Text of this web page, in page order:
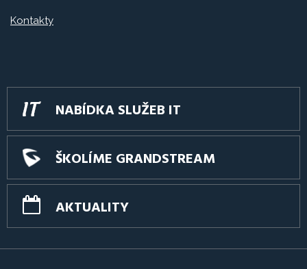
Kontakty
NABÍDKA SLUŽEB IT
ŠKOLÍME GRANDSTREAM
AKTUALITY